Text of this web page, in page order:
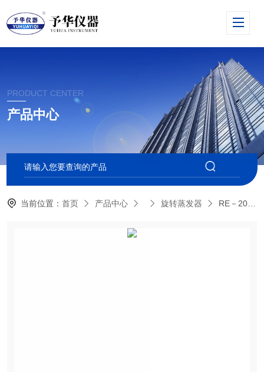
PRODUCT CENTER
产品中心
当前位置：首页 产品中心 旋转蒸发器 RE－201DRE－201D（2L）旋转蒸发仪,巩义予华仪器专业生产，电话：